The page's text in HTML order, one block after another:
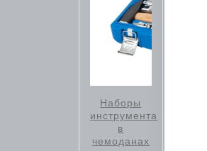
Наборы
инструмента
в
чемоданах